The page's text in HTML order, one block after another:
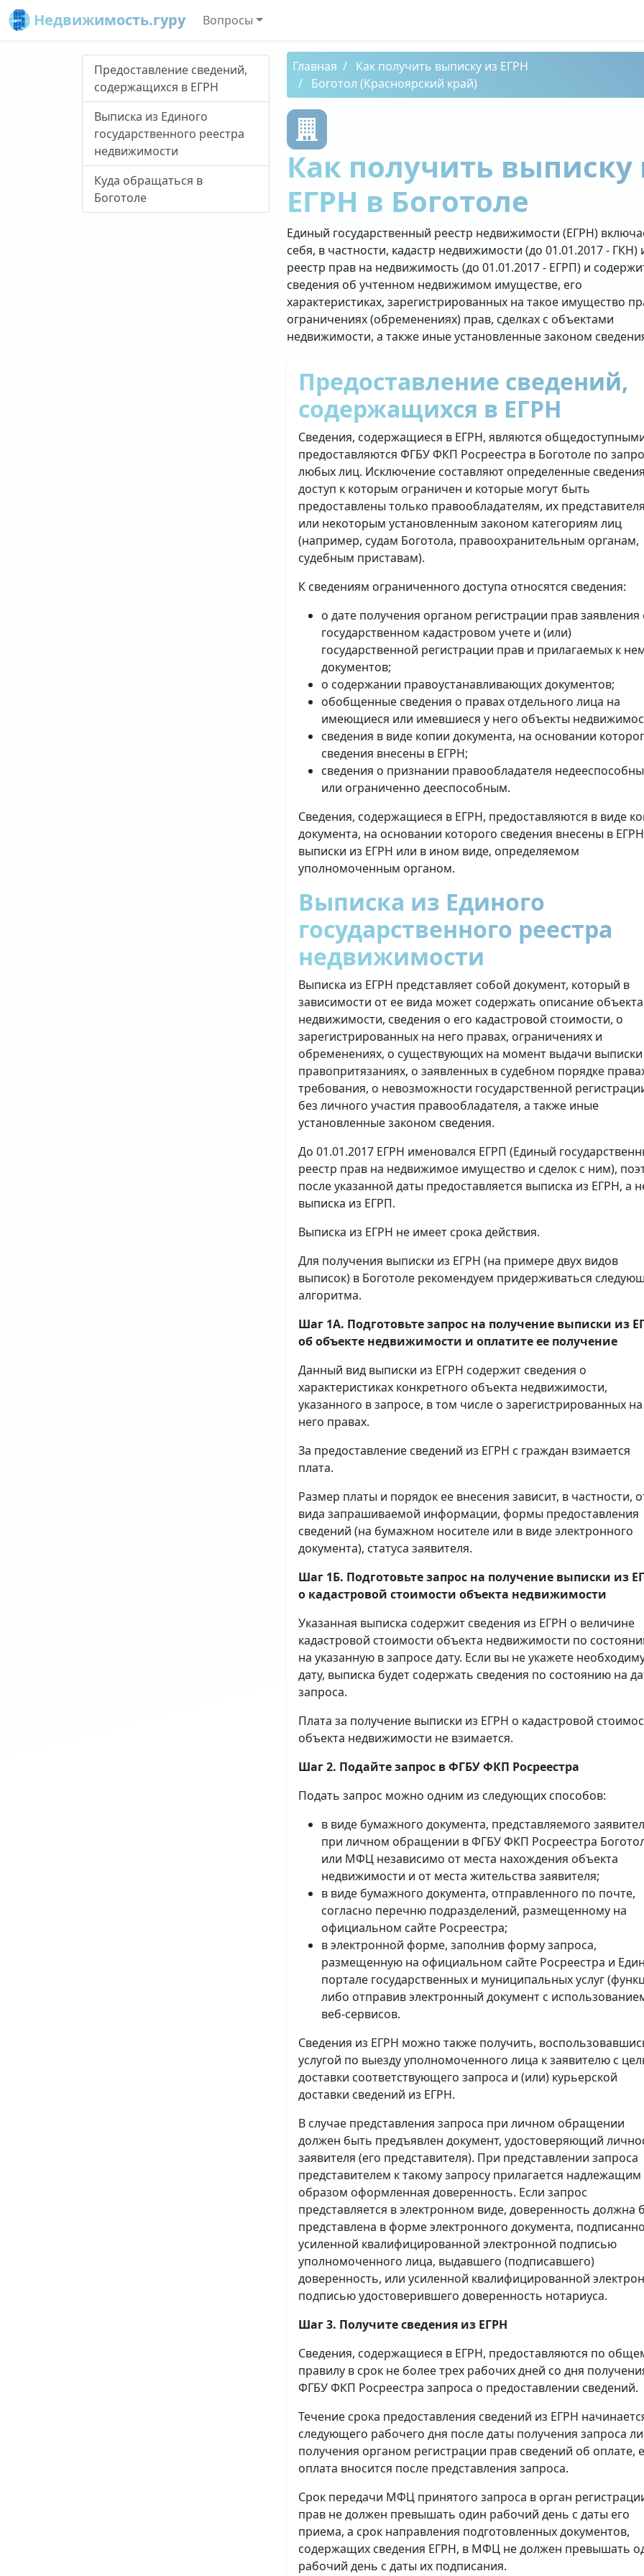
Недвижимость.гуру Вопросы
Предоставление сведений,
содержащихся в ЕГРН
Выписка из Единого
государственного реестра
недвижимости
Куда обращаться в
Боготоле
Главная
Как получить выписку из ЕГРН
Боготол (Красноярский край)
Как получить выписку
ЕГРН в Боготоле
Единый государственный реестр недвижимости (ЕГРН)
себя, в частности, кадастр недвижимости (до 01.01.2017 - ГКН)
реестр прав на недвижимость (до 01.01.2017 - ЕГРП) и
сведения об учтенном недвижимом имуществе, его
характеристиках, зарегистрированных на такое имущество
ограничениях (обременениях) прав, сделках с объектами
недвижимости, а также иные установленные законом
Предоставление сведений,
содержащихся в ЕГРН
Сведения, содержащиеся в ЕГРН, являются
предоставляются ФГБУ ФКП Росреестра в Боготоле по
любых лиц. Исключение составляют определенные
доступ к которым ограничен и которые могут быть
предоставлены только правообладателям, их
или некоторым установленным законом категориям лиц
(например, судам Боготола, правоохранительным органам,
судебным приставам).
К сведениям ограниченного доступа относятся сведения:
о дате получения органом регистрации прав заявления
государственном кадастровом учете и (или)
государственной регистрации прав и прилагаемых к
документов;
о содержании правоустанавливающих документов;
обобщенные сведения о правах отдельного лица на
имеющиеся или имевшиеся у него объекты
сведения в виде копии документа, на основании
сведения внесены в ЕГРН;
сведения о признании правообладателя
или ограниченно дееспособным.
Сведения, содержащиеся в ЕГРН, предоставляются в виде
документа, на основании которого сведения внесены в
выписки из ЕГРН или в ином виде, определяемом
уполномоченным органом.
Выписка из Единого
государственного реестра
недвижимости
Выписка из ЕГРН представляет собой документ, который в
зависимости от ее вида может содержать описание объекта
недвижимости, сведения о его кадастровой стоимости, о
зарегистрированных на него правах, ограничениях и
обременениях, о существующих на момент выдачи выписки
правопритязаниях, о заявленных в судебном порядке
требования, о невозможности государственной
без личного участия правообладателя, а также иные
установленные законом сведения.
До 01.01.2017 ЕГРН именовался ЕГРП (Единый
реестр прав на недвижимое имущество и сделок с ним),
после указанной даты предоставляется выписка из ЕГРН, а
выписка из ЕГРП.
Выписка из ЕГРН не имеет срока действия.
Для получения выписки из ЕГРН (на примере двух видов
выписок) в Боготоле рекомендуем придерживаться
алгоритма.
Шаг 1А. Подготовьте запрос на получение выписки из
об объекте недвижимости и оплатите ее получение
Данный вид выписки из ЕГРН содержит сведения о
характеристиках конкретного объекта недвижимости,
указанного в запросе, в том числе о зарегистрированных на
него правах.
За предоставление сведений из ЕГРН с граждан взимается
плата.
Размер платы и порядок ее внесения зависит, в частности,
вида запрашиваемой информации, формы предоставления
сведений (на бумажном носителе или в виде электронного
документа), статуса заявителя.
Шаг 1Б. Подготовьте запрос на получение выписки из
о кадастровой стоимости объекта недвижимости
Указанная выписка содержит сведения из ЕГРН о величине
кадастровой стоимости объекта недвижимости по
на указанную в запросе дату. Если вы не укажете
дату, выписка будет содержать сведения по состоянию на
запроса.
Плата за получение выписки из ЕГРН о кадастровой
объекта недвижимости не взимается.
Шаг 2. Подайте запрос в ФГБУ ФКП Росреестра
Подать запрос можно одним из следующих способов:
в виде бумажного документа, представляемого
при личном обращении в ФГБУ ФКП Росреестра
или МФЦ независимо от места нахождения объекта
недвижимости и от места жительства заявителя;
в виде бумажного документа, отправленного по почте,
согласно перечню подразделений, размещенному на
официальном сайте Росреестра;
в электронной форме, заполнив форму запроса,
размещенную на официальном сайте Росреестра и
портале государственных и муниципальных услуг
либо отправив электронный документ с
веб-сервисов.
Сведения из ЕГРН можно также получить,
услугой по выезду уполномоченного лица к заявителю с
доставки соответствующего запроса и (или) курьерской
доставки сведений из ЕГРН.
В случае представления запроса при личном обращении
должен быть предъявлен документ, удостоверяющий
заявителя (его представителя). При представлении запроса
представителем к такому запросу прилагается надлежащим
образом оформленная доверенность. Если запрос
представляется в электронном виде, доверенность должна
представлена в форме электронного документа,
усиленной квалифицированной электронной подписью
уполномоченного лица, выдавшего (подписавшего)
доверенность, или усиленной квалифицированной
подписью удостоверившего доверенность нотариуса.
Шаг 3. Получите сведения из ЕГРН
Сведения, содержащиеся в ЕГРН, предоставляются по
правилу в срок не более трех рабочих дней со дня
ФГБУ ФКП Росреестра запроса о предоставлении сведений.
Течение срока предоставления сведений из ЕГРН
следующего рабочего дня после даты получения запроса
получения органом регистрации прав сведений об оплате,
оплата вносится после представления запроса.
Срок передачи МФЦ принятого запроса в орган
прав не должен превышать один рабочий день с даты его
приема, а срок направления подготовленных документов,
содержащих сведения ЕГРН, в МФЦ не должен превышать
рабочий день с даты их подписания.